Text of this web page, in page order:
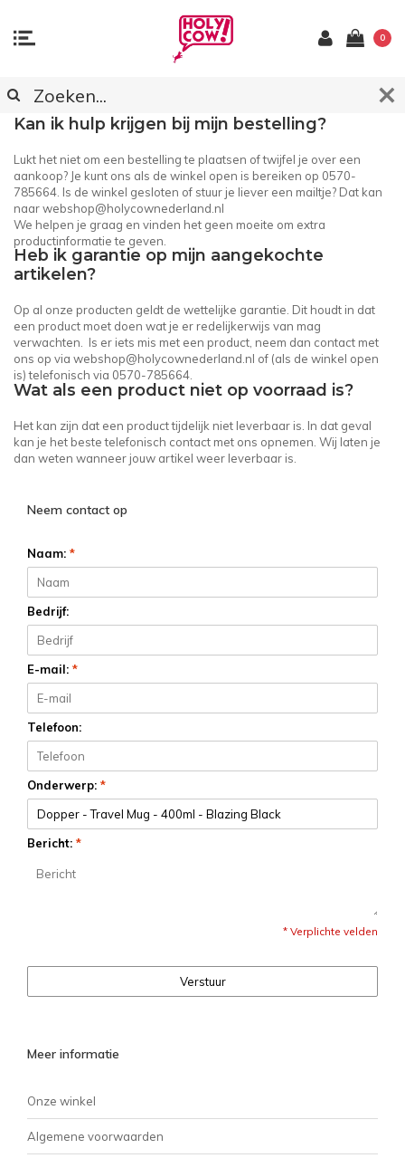
0
KLANTENSERVICE
Kan ik hulp krijgen bij mijn bestelling?
Lukt het niet om een bestelling te plaatsen of twijfel je over een
aankoop? Je kunt ons als de winkel open is bereiken op 0570-
785664. Is de winkel gesloten of stuur je liever een mailtje? Dat kan
naarwebshop@holycownederland.nl
We helpen je graag en vinden het geen moeite om extra
productinformatie te geven.
Heb ik garantie op mijn aangekochte
artikelen?
Op al onze producten geldt de wettelijke garantie. Dit houdt in dat
een product moet doen wat je er redelijkerwijs van mag
verwachten. Is er iets mis met een product, neem dan contact met
ons op via webshop@holycownederland.nl of (als de winkel open
is) telefonisch via 0570-785664.
Wat als een product niet op voorraad is?
Het kan zijn dat een product tijdelijk niet leverbaar is. In dat geval
kan je het beste telefonisch contact met ons opnemen. Wij laten je
dan weten wanneer jouw artikel weer leverbaar is.
Neem contact op
Naam: *
Bedrijf:
E-mail: *
Telefoon:
Onderwerp: *
Bericht: *
* Verplichte velden
Verstuur
Meer informatie
Onze winkel
Algemene voorwaarden